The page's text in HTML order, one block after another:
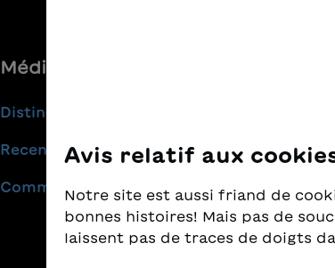
Médias
Distinctions
Recensions
Communiqués de presse
Avis relatif aux
Notre site est aussi friand de
bonnes histoires! Mais pas de
laissent pas de traces de doigts